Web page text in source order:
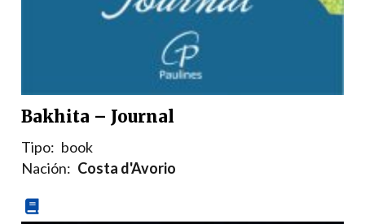
Bakhita – Journal
Tipo: book
Nación: Costa d'Avorio